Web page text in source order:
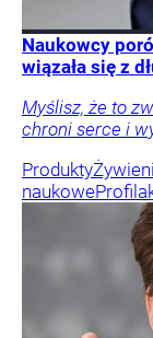
Naukowcy
wiązała się z
Myślisz, że to
chroni serce i
Produkty
naukowe